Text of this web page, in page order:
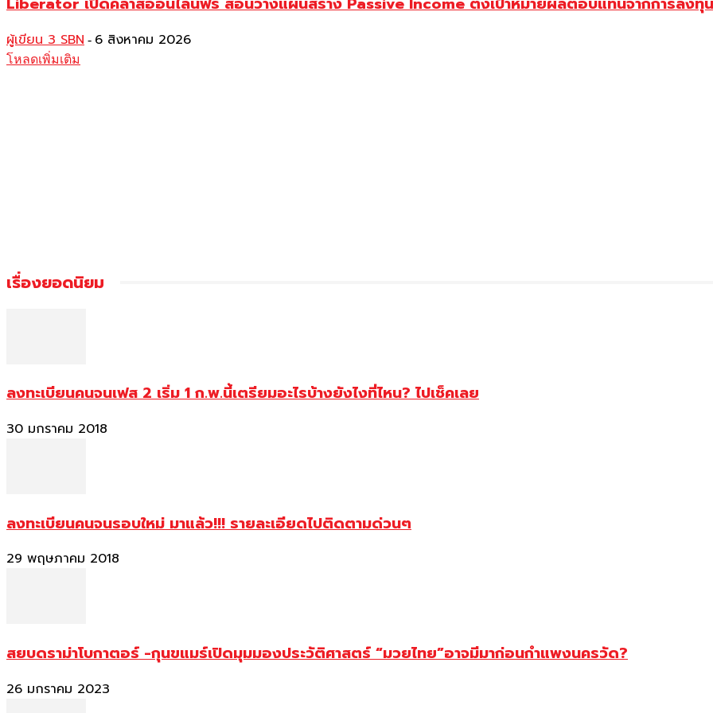
ผู้เขียน 3 SBN - 6 สิงหาคม 2026
โหลดเพิ่มเติม
เรื่องยอดนิยม
ลงทะเบียนคนจนเฟส 2 เริ่ม 1 ก.พ.นี้เตรียมอะไรบ้างยังไงที่ไหน? ไปเช็คเลย
30 มกราคม 2018
ลงทะเบียนคนจนรอบใหม่ มาแล้ว!!! รายละเอียดไปติดตามด่วนๆ
29 พฤษภาคม 2018
สยบดราม่าโบกาตอร์ -กุนขแมร์เปิดมุมมองประวัติศาสตร์ “มวยไทย”อาจมีมาก่อนกำแพงนครวัด?
26 มกราคม 2023